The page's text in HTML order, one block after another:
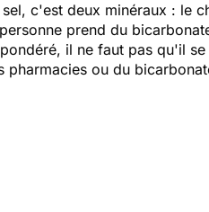
c'est deux minéraux : le
prend du
il ne faut pas qu'il
ou du